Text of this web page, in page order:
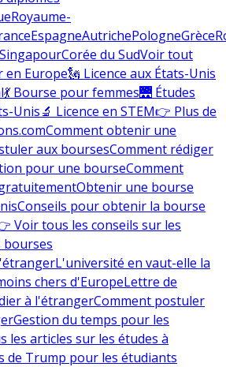
Royaume-
EspagneAutrichePologneGrèce
SingapourCorée du SudVoir tout
Europe🗽 Licence aux États-Unis
💃 Bourse pour femmes🌉 Études
Unis🔬 Licence en STEM👉 Plus de
Comment obtenir une
aux boursesComment rédiger
pour une bourseComment
Obtenir une bourse
Conseils pour obtenir la bourse
Voir tous les conseils sur les
bourses
L'université en vaut-elle la
chers d'EuropeLettre de
à l'étrangerComment postuler
Gestion du temps pour les
les articles sur les études à
de Trump pour les étudiants